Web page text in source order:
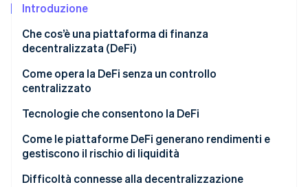
Scopri come Stripe sta costruendo l'infrastruttura
Guarda ora
Introduzione
Che cos’è una piattaforma di finanza
decentralizzata (DeFi)
Come opera la DeFi senza un controllo
centralizzato
Tecnologie che consentono la DeFi
Smart contract
Oracoli
Come le piattaforme DeFi generano rendimenti e
gestiscono il rischio di liquidità
Difficoltà connesse alla decentralizzazione